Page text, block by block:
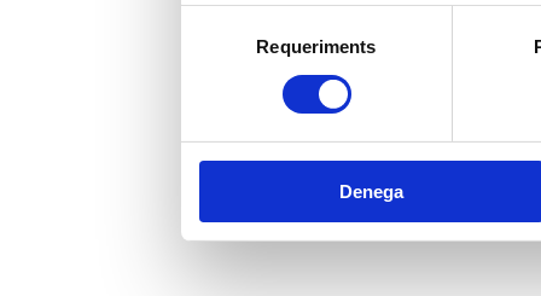
hàgiu
heu fet dels seus
consentiment
Requeriments
Denega